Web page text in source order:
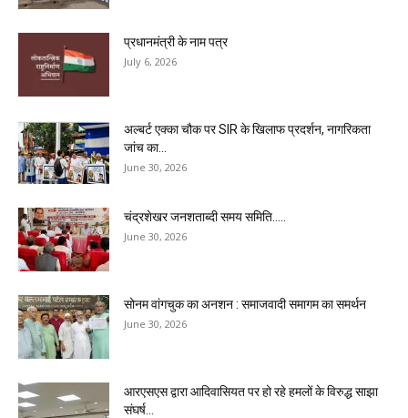
प्रधानमंत्री के नाम पत्र
July 6, 2026
अल्बर्ट एक्का चौक पर SIR के खिलाफ प्रदर्शन, नागरिकता
जांच का...
June 30, 2026
चंद्रशेखर जनशताब्दी समय समिति…..
June 30, 2026
सोनम वांगचुक का अनशन : समाजवादी समागम का समर्थन
June 30, 2026
आरएसएस द्वारा आदिवासियत पर हो रहे हमलों के विरुद्ध साझा
संघर्ष...